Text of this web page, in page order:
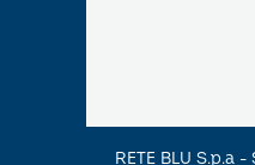
RETE BLU S.p.a